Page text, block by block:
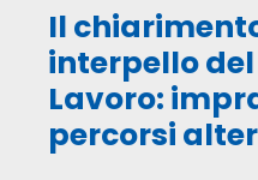
Il
interpello
Lavoro:
percorsi